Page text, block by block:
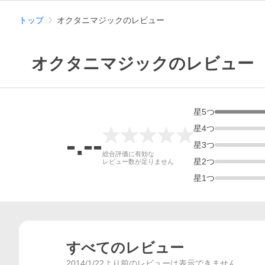
トップ オクタニマジックのレビュー
オクタニマジックのレビュー
総合評価
-.--総合評価に有効な
レビュー数が足りません
星5つ
星4つ
星3つ
星2つ
星1つ
すべてのレビュー